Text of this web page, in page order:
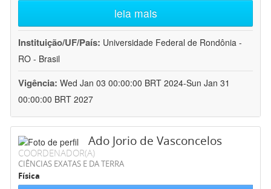
leia mais
Instituição/UF/País: Universidade Federal de Rondônia -
RO - Brasil
Vigência: Wed Jan 03 00:00:00 BRT 2024-Sun Jan 31
00:00:00 BRT 2027
Ado Jorio de Vasconcelos
COORDENADOR(A)
CIÊNCIAS EXATAS E DA TERRA
Física